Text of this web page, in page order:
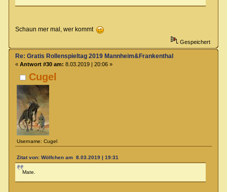
Schaun mer mal, wer kommt
Gespeichert
Cugel
Username: Cugel
Re: Gratis Rollenspieltag 2019 Mannheim&Frankenthal
« Antwort #30 am: 8.03.2019 | 20:06 »
Zitat von: Wölfchen am 8.03.2019 | 19:31
Mate.